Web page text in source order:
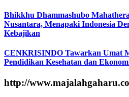
Bhikkhu Dhammashubo
Nusantara, Menapaki Indonesia
Kebajikan
CENKRISINDO Tawarkan Umat
Pendidikan Kesehatan dan
http://